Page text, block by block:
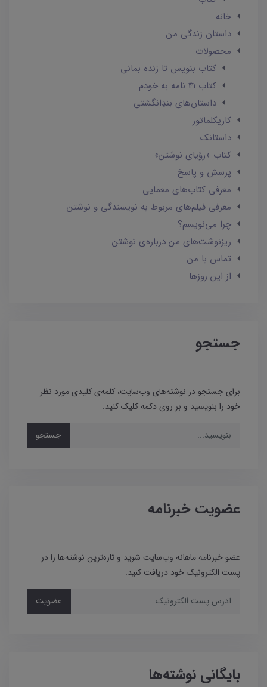
خانه
داستان زندگی من
محصولات
کتاب بنویس تا زنده بمانی
کتاب 41 نامه به خودم
داستان‌های بندِانگشتی
کاریکلماتور
داستانک‌
کتاب «رؤیای نوشتن»
پرسش و پاسخ
معرفی کتاب‌های معمایی
معرفی فیلم‌های مربوط به نویسندگی و نوشتن
چرا می‌نویسم؟
ریزنوشت‌های من درباره‌ی نوشتن
تماس با من
از این روزها
جستجو
برای جستجو در نوشته‌های وب‌سایت، کلمه‌ی کلیدی مورد نظر
خود را بنویسید و بر روی دکمه کلیک کنید.
جستجو
عضویت خبرنامه
عضو خبرنامه ماهانه وب‌سایت شوید و تازه‌ترین نوشته‌ها را در
پست الکترونیک خود دریافت کنید.
عضویت
بایگانی نوشته‌ها